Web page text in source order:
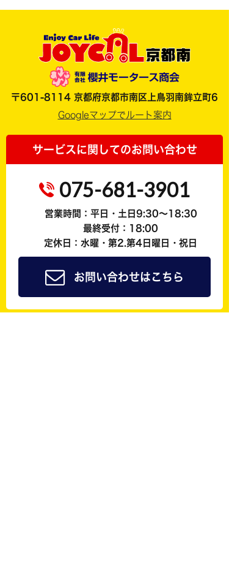
〒601-8114 京都府京都市南区上鳥羽南鉾立町6
Googleマップでルート案内
サービスに関してのお問い合わせ
075-681-3901
営業時間：平日・土日9:30～18:30
最終受付：18:00
定休日：水曜・第2.第4日曜日・祝日
お問い合わせはこちら